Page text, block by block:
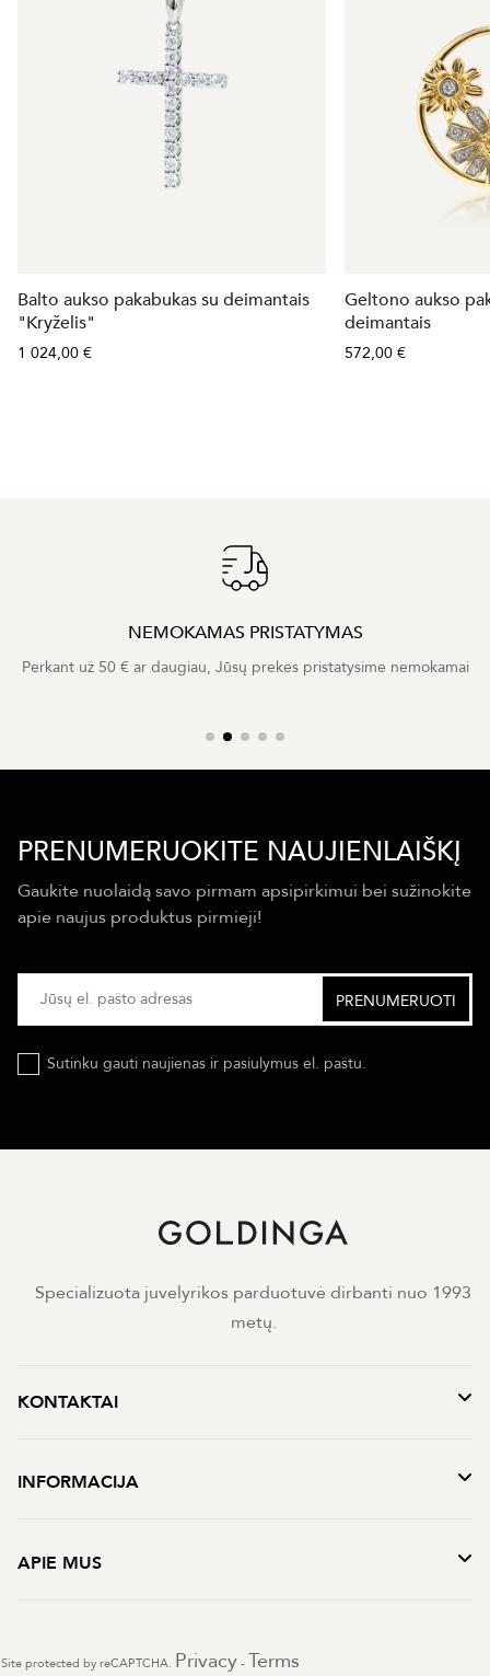
Balto aukso pakabukas su deimantais
"Kryželis"
1 024,00 €
Geltono aukso
deimantais
572,00 €
NEMOKAMAS PRISTATYMAS
Perkant už 50 € ar daugiau, Jūsų prekes pristatysime nemokamai
PRENUMERUOKITE NAUJIENLAIŠKĮ
Gaukite nuolaidą savo pirmam apsipirkimui bei sužinokite
apie naujus produktus pirmieji!
Sutinku gauti naujienas ir pasiulymus el. paštu.
Specializuota juvelyrikos parduotuvė dirbanti nuo 1993
metų.
KONTAKTAI
INFORMACIJA
APIE MUS
Site protected by reCAPTCHA. Privacy - Terms